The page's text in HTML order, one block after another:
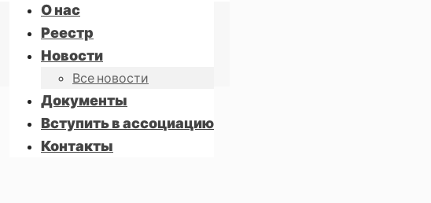
О нас
Реестр
Новости
Все новости
Документы
Вступить в ассоциацию
Контакты